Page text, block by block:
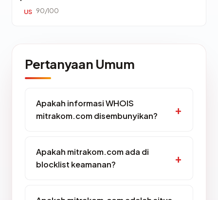
US 90/100
Pertanyaan Umum
Apakah informasi WHOIS
mitrakom.com disembunyikan?
Apakah mitrakom.com ada di
blocklist keamanan?